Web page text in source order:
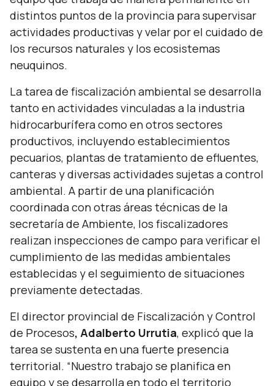
distintos puntos de la provincia para supervisar
actividades productivas y velar por el cuidado de
los recursos naturales y los ecosistemas
neuquinos.
La tarea de fiscalización ambiental se desarrolla
tanto en actividades vinculadas a la industria
hidrocarburífera como en otros sectores
productivos, incluyendo establecimientos
pecuarios, plantas de tratamiento de efluentes,
canteras y diversas actividades sujetas a control
ambiental. A partir de una planificación
coordinada con otras áreas técnicas de la
secretaría de Ambiente, los fiscalizadores
realizan inspecciones de campo para verificar el
cumplimiento de las medidas ambientales
establecidas y el seguimiento de situaciones
previamente detectadas.
El director provincial de Fiscalización y Control
de Procesos, Adalberto Urrutia, explicó que la
tarea se sustenta en una fuerte presencia
territorial. “Nuestro trabajo se planifica en
equipo y se desarrolla en todo el territorio